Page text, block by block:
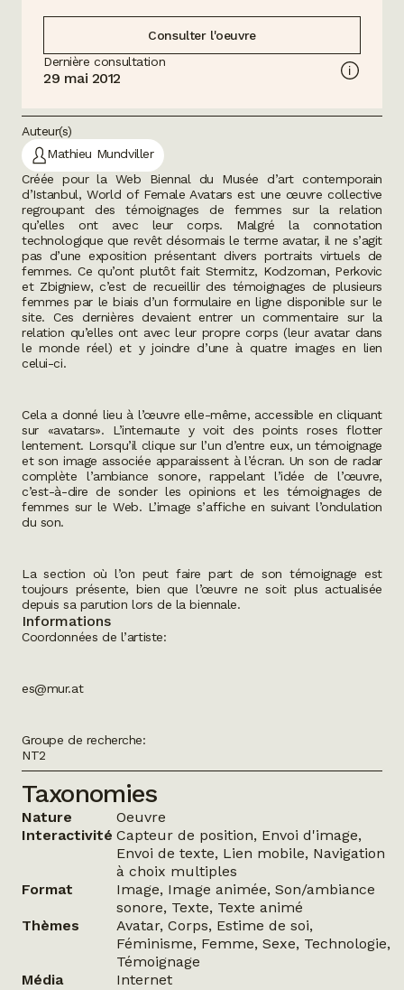
Consulter l'oeuvre
Dernière consultation
29 mai 2012
Auteur(s)
Mathieu Mundviller
Créée pour la Web Biennal du Musée d’art contemporain
d’Istanbul, World of Female Avatars est une œuvre collective
regroupant des témoignages de femmes sur la relation
qu’elles ont avec leur corps. Malgré la connotation
technologique que revêt désormais le terme avatar, il ne s’agit
pas d’une exposition présentant divers portraits virtuels de
femmes. Ce qu’ont plutôt fait Stermitz, Kodzoman, Perkovic
et Zbigniew, c’est de recueillir des témoignages de plusieurs
femmes par le biais d’un formulaire en ligne disponible sur le
site. Ces dernières devaient entrer un commentaire sur la
relation qu’elles ont avec leur propre corps (leur avatar dans
le monde réel) et y joindre d’une à quatre images en lien
celui-ci.
Cela a donné lieu à l’œuvre elle-même, accessible en cliquant
sur «avatars». L’internaute y voit des points roses flotter
lentement. Lorsqu’il clique sur l’un d’entre eux, un témoignage
et son image associée apparaissent à l’écran. Un son de radar
complète l’ambiance sonore, rappelant l’idée de l’œuvre,
c’est-à-dire de sonder les opinions et les témoignages de
femmes sur le Web. L’image s’affiche en suivant l’ondulation
du son.
La section où l’on peut faire part de son témoignage est
toujours présente, bien que l’œuvre ne soit plus actualisée
depuis sa parution lors de la biennale.
Informations
Coordonnées de l’artiste:
es@mur.at
Groupe de recherche:
NT2
Taxonomies
Nature
Oeuvre
Interactivité Capteur de position, Envoi d'image,
Envoi de texte, Lien mobile, Navigation
à choix multiples
Format
Image, Image animée, Son/ambiance
sonore, Texte, Texte animé
Thèmes
Avatar, Corps, Estime de soi,
Féminisme, Femme, Sexe, Technologie,
Témoignage
Média
Internet